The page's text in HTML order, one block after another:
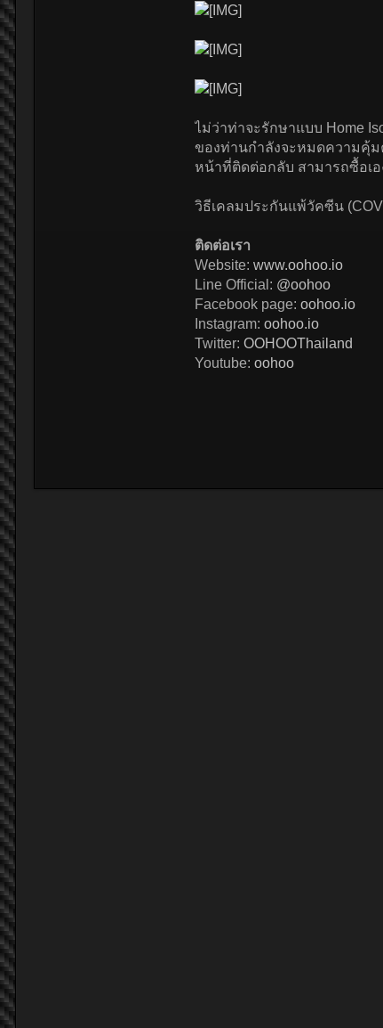
ไม่ว่าท่าจะรักษาแบบ Home
ของท่านกำลังจะหมดความคุ้ม
หน้าที่ติดต่อกลับ สามารถซื้อเ
วิธีเคลมประกันแพ้วัคซีน
ติดต่อเรา
Website: www.oohoo.io
Line Official: @oohoo
Facebook page: oohoo.io
Instagram: oohoo.io
Twitter: OOHOOThailand
Youtube: oohoo